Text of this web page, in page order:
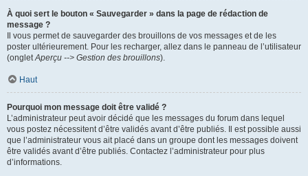
À quoi sert le bouton « Sauvegarder » dans la page de rédaction de
message ?
Il vous permet de sauvegarder des brouillons de vos messages et de les
poster ultérieurement. Pour les recharger, allez dans le panneau de l’utilisateur
(ongletAperçu --> Gestion des brouillons).
Haut
Pourquoi mon message doit être validé ?
L’administrateur peut avoir décidé que les messages du forum dans lequel
vous postez nécessitent d’être validés avant d’être publiés. Il est possible aussi
que l’administrateur vous ait placé dans un groupe dont les messages doivent
être validés avant d’être publiés. Contactez l’administrateur pour plus
d’informations.